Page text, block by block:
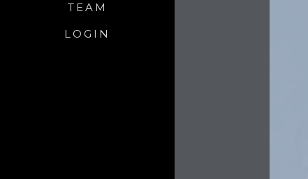
TEAM
LOGIN